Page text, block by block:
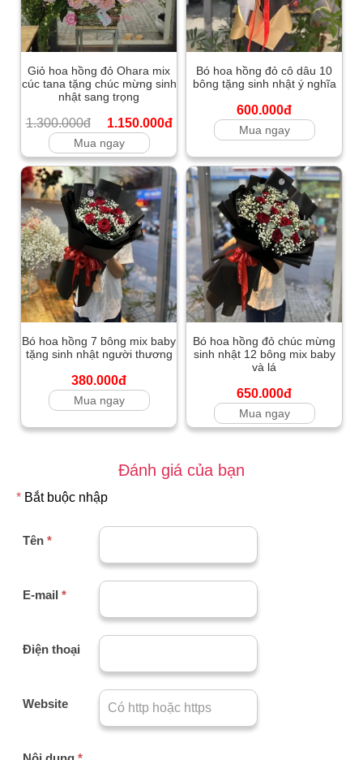
Giỏ hoa hồng đỏ Ohara mix
cúc tana tặng chúc mừng sinh
nhật sang trọng
1.300.000đ 1.150.000đ
Mua ngay
Bó hoa hồng đỏ cô dâu 10
bông tặng sinh nhật ý nghĩa
600.000đ
Mua ngay
Bó hoa hồng 7 bông mix baby
tặng sinh nhật người thương
380.000đ
Mua ngay
Bó hoa hồng đỏ chúc mừng
sinh nhật 12 bông mix baby
và lá
650.000đ
Mua ngay
Đánh giá của bạn
* Bắt buộc nhập
Tên *
E-mail *
Điện thoại
Website